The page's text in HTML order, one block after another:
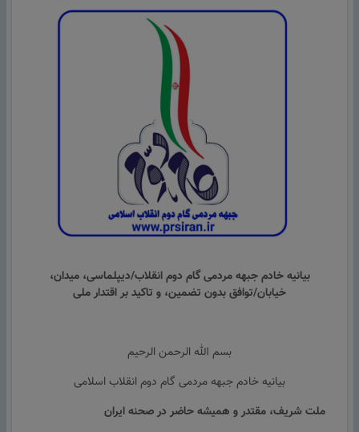
بیانیه خادم جبهه مردمی گام دوم انقلاب/دیپلماسی، میدان،
خیابان/توافق بدون تضمین، و تاکید بر اقتدار ملی
بسم الله الرحمن الرحیم
بیانیه خادم جبهه مردمی گام دوم انقلاب اسلامی
ملت شریف، مقتدر و همیشه حاضر در صحنه ایران